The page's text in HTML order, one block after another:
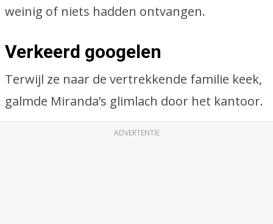
weinig of niets hadden ontvangen.
Verkeerd googelen
Terwijl ze naar de vertrekkende familie keek,
galmde Miranda’s glimlach door het kantoor.
ADVERTENTIE